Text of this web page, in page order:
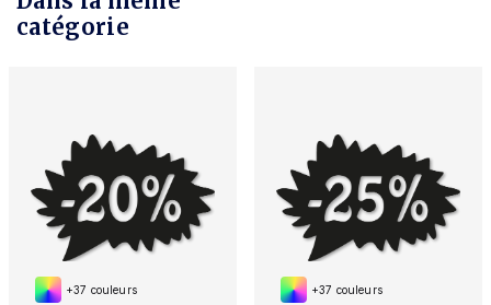
catégorie
+37 couleurs +37 couleurs